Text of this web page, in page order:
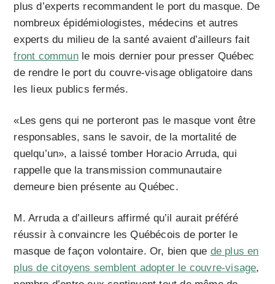
plus d’experts recommandent le port du masque. De
nombreux épidémiologistes, médecins et autres
experts du milieu de la santé avaient d’ailleurs fait
front communle mois dernier pour presser Québec
de rendre le port du couvre-visage obligatoire dans
les lieux publics fermés.
«Les gens qui ne porteront pas le masque vont être
responsables, sans le savoir, de la mortalité de
quelqu’un», a laissé tomber Horacio Arruda, qui
rappelle que la transmission communautaire
demeure bien présente au Québec.
M. Arruda a d’ailleurs affirmé qu’il aurait préféré
réussir à convaincre les Québécois de porter le
masque de façon volontaire. Or, bien que de plus en
plus de citoyens semblent adopter le couvre-visage,